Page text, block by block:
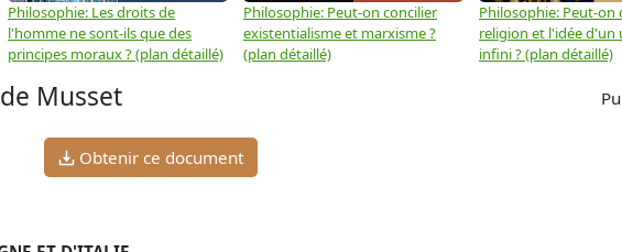
Philosophie: Les droits de
l'homme ne sont-ils que des
principes moraux ? (plan détaillé)
Philosophie: Peut-on concilier
existentialisme et marxisme ?
(plan détaillé)
Philosophie: Peut-on
religion et l'idée d'un
infini ? (plan détaillé)
de Musset
Obtenir ce document